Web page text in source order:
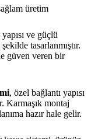
üretim
ve güçlü
tasarlanmıştır.
güven veren bir
, özel bağlantı yapısı
Karmaşık montaj
hazır hale gelir.